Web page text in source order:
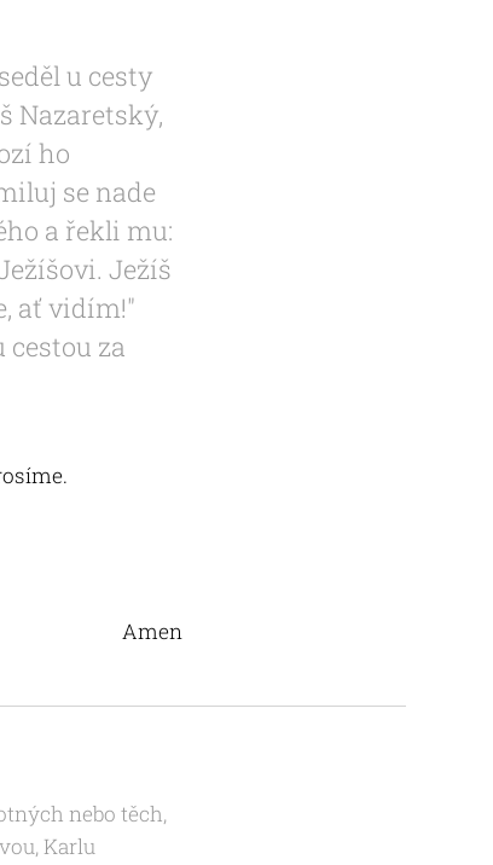
u cesty
Nazaretský,
ho
se nade
a řekli mu:
Ježíš
ať vidím!"
cestou za
Amen
nebo těch,
Karlu